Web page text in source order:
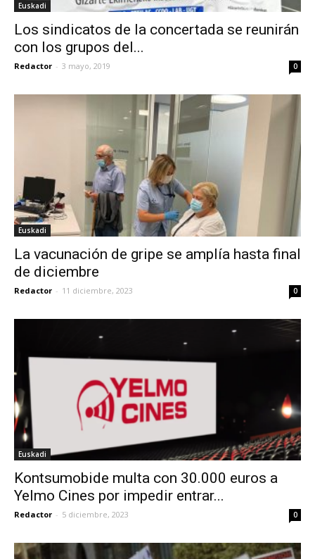
Euskadi
Los sindicatos de la concertada se reunirán
con los grupos del...
Redactor - 3 mayo, 2019 0
Euskadi
La vacunación de gripe se amplía hasta final
de diciembre
Redactor - 11 diciembre, 2023 0
Euskadi
Kontsumobide multa con 30.000 euros a
Yelmo Cines por impedir entrar...
Redactor - 5 diciembre, 2023 0